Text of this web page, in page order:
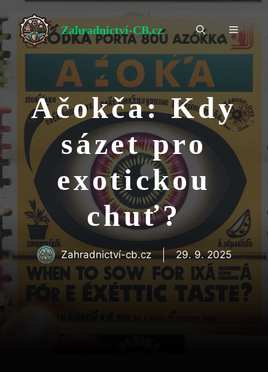
na
obsah
Zahradnictví-CB.cz Menu
Ačokča: Kdy
sázet pro
exotickou
chuť?
Zahradnictví-cb.cz 29. 9. 2025